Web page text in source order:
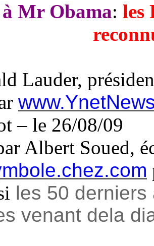
à Mr Obama: les
Lauder,
– le 26/08/09
Albert Soued,
les 50 derniers
venant dela